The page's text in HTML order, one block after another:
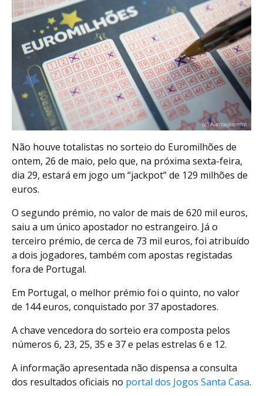
Não houve totalistas no sorteio do Euromilhões de
ontem, 26 de maio, pelo que, na próxima sexta-feira,
dia 29, estará em jogo um “jackpot” de 129 milhões de
euros.
O segundo prémio, no valor de mais de 620 mil euros,
saiu a um único apostador no estrangeiro. Já o
terceiro prémio, de cerca de 73 mil euros, foi atribuído
a dois jogadores, também com apostas registadas
fora de Portugal.
Em Portugal, o melhor prémio foi o quinto, no valor
de 144 euros, conquistado por 37 apostadores.
A chave vencedora do sorteio era composta pelos
números 6, 23, 25, 35 e 37 e pelas estrelas 6 e 12.
A informação apresentada não dispensa a consulta
dos resultados oficiais no portal dos Jogos Santa Casa.